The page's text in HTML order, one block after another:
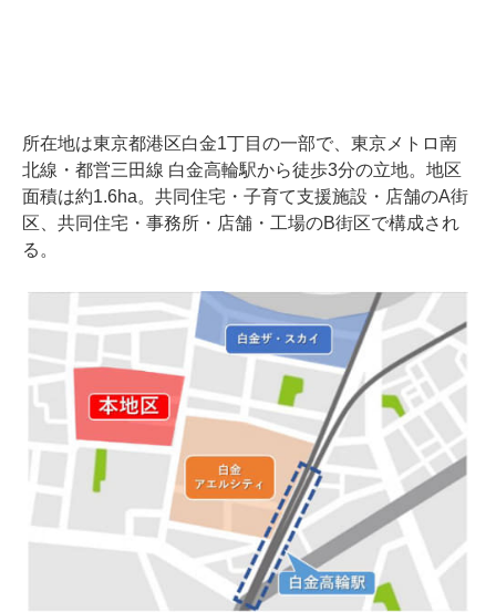
所在地は東京都港区白金1丁目の一部で、東京メトロ南
北線・都営三田線 白金高輪駅から徒歩3分の立地。地区
面積は約1.6ha。共同住宅・子育て支援施設・店舗のA街
区、共同住宅・事務所・店舗・工場のB街区で構成され
る。